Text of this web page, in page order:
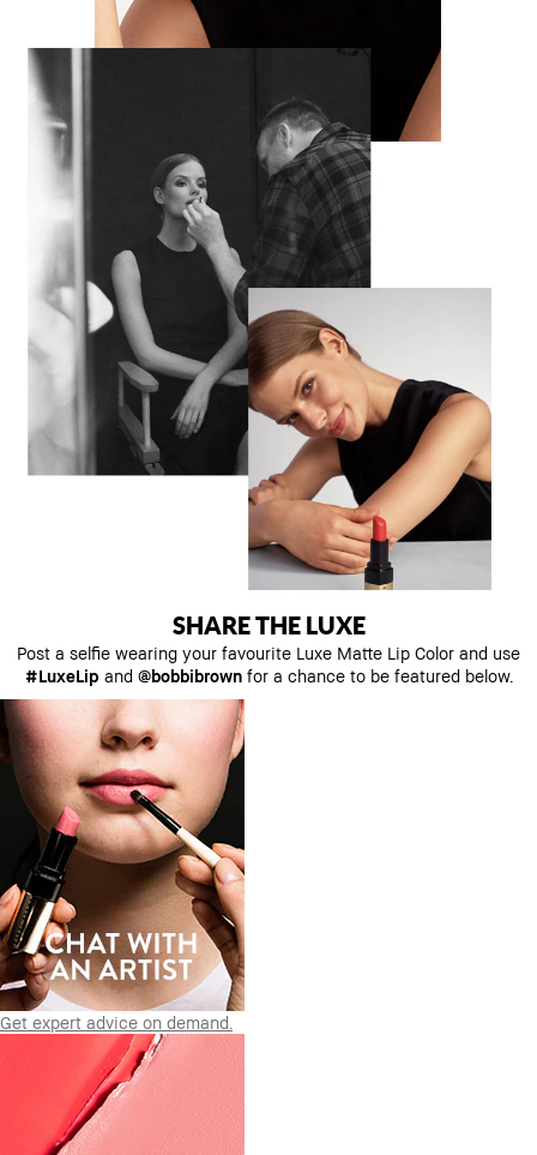
SHARE THE LUXE
Post a selfie wearing your favourite Luxe Matte Lip Color and use
#LuxeLip and @bobbibrownfor a chance to be featured below.
Get expert advice on demand.